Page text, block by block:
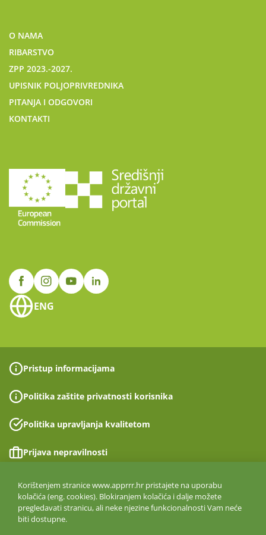
O NAMA
RIBARSTVO
ZPP 2023.-2027.
UPISNIK POLJOPRIVREDNIKA
PITANJA I ODGOVORI
KONTAKTI
ENG
Pristup informacijama
Politika zaštite privatnosti korisnika
Politika upravljanja kvalitetom
Prijava nepravilnosti
Izjava o pristupačnosti
Politika informacijske sigurnosti
Korištenjem stranice www.apprrr.hr pristajete na uporabu
kolačića (eng. cookies). Blokiranjem kolačića i dalje možete
pregledavati stranicu, ali neke njezine funkcionalnosti Vam neće
biti dostupne.